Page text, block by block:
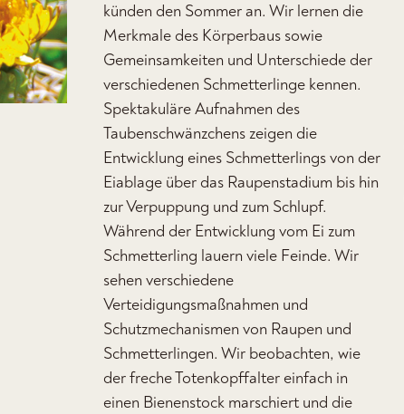
künden den Sommer an. Wir lernen die
Merkmale des Körperbaus sowie
Gemeinsamkeiten und Unterschiede der
verschiedenen Schmetterlinge kennen.
Spektakuläre Aufnahmen des
Taubenschwänzchens zeigen die
Entwicklung eines Schmetterlings von der
Eiablage über das Raupenstadium bis hin
zur Verpuppung und zum Schlupf.
Während der Entwicklung vom Ei zum
Schmetterling lauern viele Feinde. Wir
sehen verschiedene
Verteidigungsmaßnahmen und
Schutzmechanismen von Raupen und
Schmetterlingen. Wir beobachten, wie
der freche Totenkopffalter einfach in
einen Bienenstock marschiert und die